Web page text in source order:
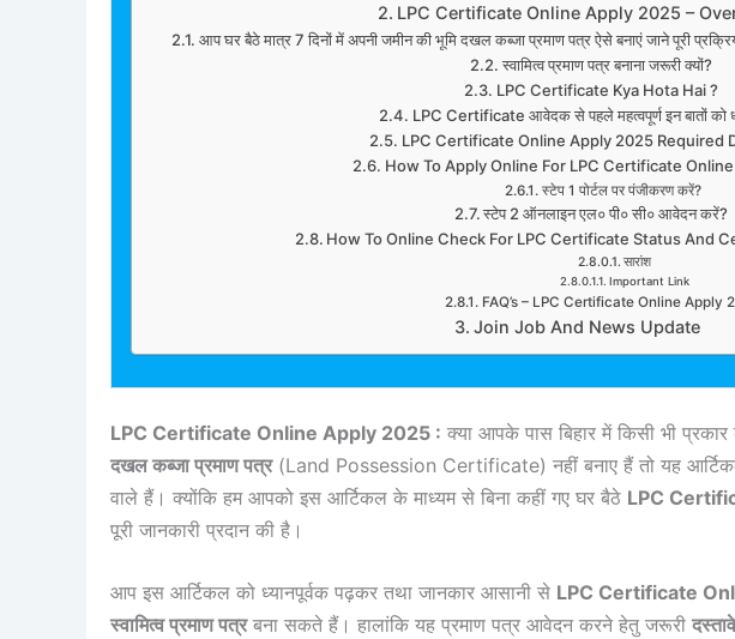
LPC Certificate Online Apply 2025 –
आप घर बैठे मात्र 7 दिनों में अपनी जमीन की भूमि दखल कब्जा प्रमाण पत्र ऐसे बनाएं जाने पूरी
स्वामित्व प्रमाण पत्र बनाना जरूरी क्यों?
LPC Certificate Kya Hota Hai ?
LPC Certificate आवेदक से पहले महत्वपूर्ण इन बातों को
LPC Certificate Online Apply 2025 Required
How To Apply Online For LPC Certificate
स्टेप 1 पोर्टल पर पंजीकरण करें?
स्टेप 2 ऑनलाइन एल० पी० सी० आवेदन करें?
How To Online Check For LPC Certificate Status And
सारांश
Important Link
FAQ’s – LPC Certificate Online Apply
Join Job And News Update
LPC Certificate Online Apply 2025 : क्या आपके पास बिहार में किसी भी
दखल कब्जा प्रमाण पत्र(Land Possession Certificate) नहीं बनाए हैं तो यह
वाले हैं। क्योंकि हम आपको इस आर्टिकल के माध्यम से बिना कहीं गए घर बैठे LPC
पूरी जानकारी प्रदान की है।
आप इस आर्टिकल को ध्यानपूर्वक पढ़कर तथा जानकार आसानी से LPC Certificate
स्वामित्व प्रमाण पत्रबना सकते हैं। हालांकि यह प्रमाण पत्र आवेदन करने हेतु जरूरी